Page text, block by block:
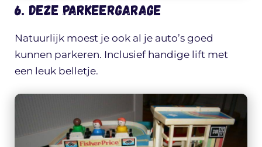
6. Deze parkeergarage
Natuurlijk moest je ook al je auto’s goed
kunnen parkeren. Inclusief handige lift met
een leuk belletje.